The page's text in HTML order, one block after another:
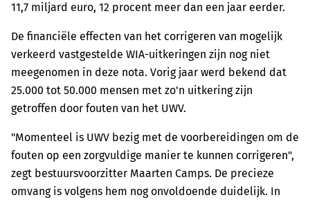
11,7 miljard euro, 12 procent meer dan een jaar eerder.
De financiële effecten van het corrigeren van mogelijk
verkeerd vastgestelde WIA-uitkeringen zijn nog niet
meegenomen in deze nota. Vorig jaar werd bekend dat
25.000 tot 50.000 mensen met zo'n uitkering zijn
getroffen door fouten van het UWV.
"Momenteel is UWV bezig met de voorbereidingen om de
fouten op een zorgvuldige manier te kunnen corrigeren",
zegt bestuursvoorzitter Maarten Camps. De precieze
omvang is volgens hem nog onvoldoende duidelijk. In